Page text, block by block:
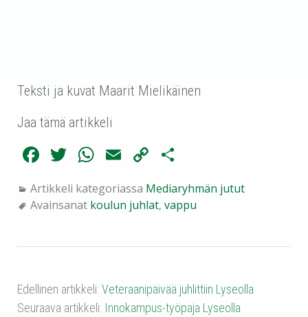
Teksti ja kuvat Maarit Mielikäinen
Jaa tämä artikkeli
Fa
bo
T
tte
W
ts
pp
E
ail
C
y
nk
e
Artikkeli kategoriassa Mediaryhmän jutut
Avainsanat koulun juhlat, vappu
Edellinen artikkeli: Veteraanipäivää juhlittiin Lyseolla
Seuraava artikkeli: Innokampus-työpaja Lyseolla